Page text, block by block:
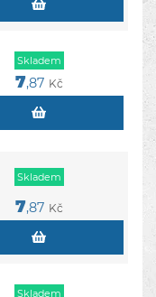
Skladem
7,87 Kč
Skladem
7,87 Kč
Skladem